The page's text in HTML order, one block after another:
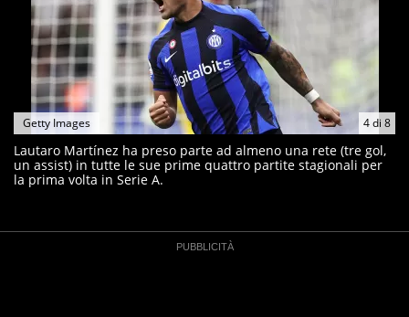
4di 8
Getty Images
Lautaro Martínez ha preso parte ad almeno una rete (tre gol,
un assist) in tutte le sue prime quattro partite stagionali per
la prima volta in Serie A.